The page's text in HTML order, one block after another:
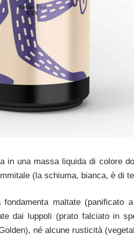
in una massa liquida di colore
(la schiuma, bianca, è di
maltate (panificato
dai luppoli (prato falciato in
né alcune rusticità